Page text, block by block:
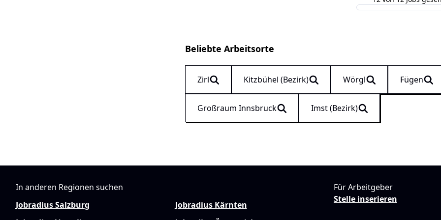
Beliebte Arbeitsorte
Zirl Kitzbühel (Bezirk) Wörgl Fügen
Großraum Innsbruck Imst (Bezirk)
In anderen Regionen suchen
Jobradius Salzburg
Jobradius Kärnten
Für Arbeitgeber
Stelle inserieren